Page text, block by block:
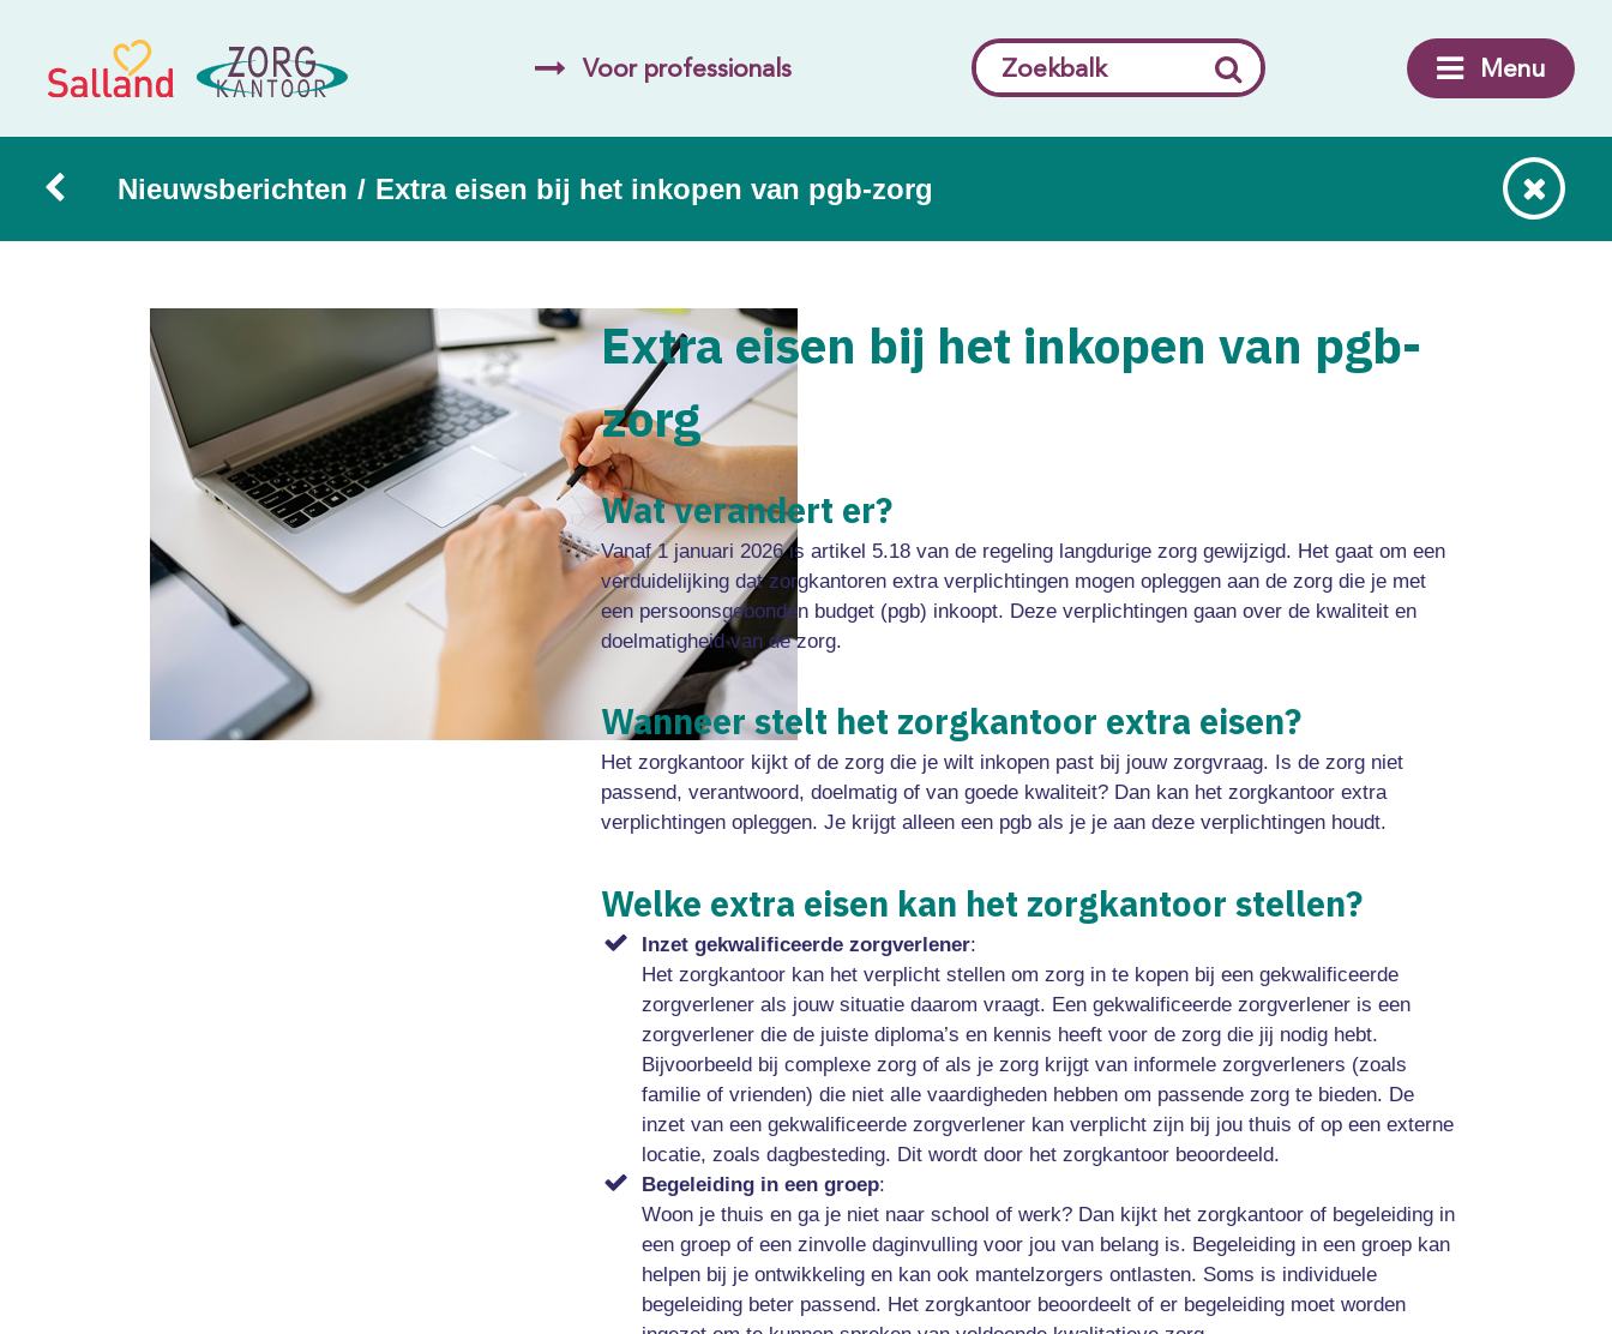
Voor professionals Zoekbalk Menu
Nieuwsberichten / Extra eisen bij het inkopen van pgb-zorg
Extra eisen bij het inkopen van pgb-
zorg
Wat verandert er?
Vanaf 1 januari 2026 is artikel 5.18 van de regeling langdurige zorg gewijzigd. Het gaat om een
verduidelijking dat zorgkantoren extra verplichtingen mogen opleggen aan de zorg die je met
een persoonsgebonden budget (pgb) inkoopt. Deze verplichtingen gaan over de kwaliteit en
doelmatigheid van de zorg.
Wanneer stelt het zorgkantoor extra eisen?
Het zorgkantoor kijkt of de zorg die je wilt inkopen past bij jouw zorgvraag. Is de zorg niet
passend, verantwoord, doelmatig of van goede kwaliteit? Dan kan het zorgkantoor extra
verplichtingen opleggen. Je krijgt alleen een pgb als je je aan deze verplichtingen houdt.
Welke extra eisen kan het zorgkantoor stellen?
Inzet gekwalificeerde zorgverlener:
Het zorgkantoor kan het verplicht stellen om zorg in te kopen bij een gekwalificeerde
zorgverlener als jouw situatie daarom vraagt. Een gekwalificeerde zorgverlener is een
zorgverlener die de juiste diploma’s en kennis heeft voor de zorg die jij nodig hebt.
Bijvoorbeeld bij complexe zorg of als je zorg krijgt van informele zorgverleners (zoals
familie of vrienden) die niet alle vaardigheden hebben om passende zorg te bieden. De
inzet van een gekwalificeerde zorgverlener kan verplicht zijn bij jou thuis of op een externe
locatie, zoals dagbesteding. Dit wordt door het zorgkantoor beoordeeld.
Begeleiding in een groep:
Woon je thuis en ga je niet naar school of werk? Dan kijkt het zorgkantoor of begeleiding in
een groep of een zinvolle daginvulling voor jou van belang is. Begeleiding in een groep kan
helpen bij je ontwikkeling en kan ook mantelzorgers ontlasten. Soms is individuele
begeleiding beter passend. Het zorgkantoor beoordeelt of er begeleiding moet worden